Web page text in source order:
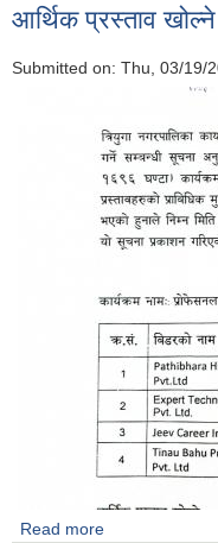
आर्थिक प्रस्ताव
Submitted on: Thu, 03/19/
Read more